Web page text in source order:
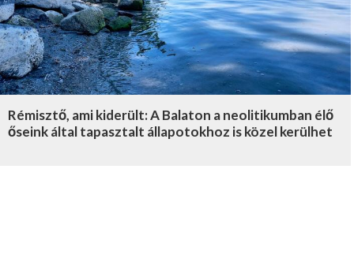
Rémisztő, ami kiderült: A Balaton a neolitikumban élő
őseink által tapasztalt állapotokhoz is közel kerülhet